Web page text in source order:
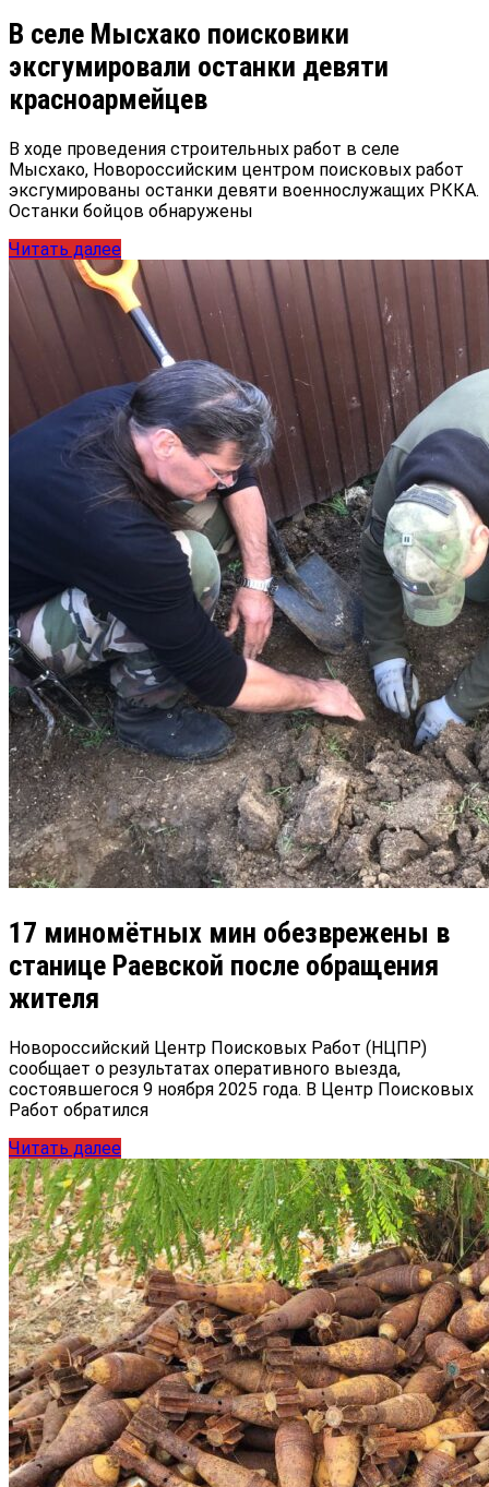
В селе Мысхако поисковики
эксгумировали останки девяти
красноармейцев
В ходе проведения строительных работ в селе
Мысхако, Новороссийским центром поисковых работ
эксгумированы останки девяти военнослужащих РККА.
Останки бойцов обнаружены
Читать далее
17 миномётных мин обезврежены в
станице Раевской после обращения
жителя
Новороссийский Центр Поисковых Работ (НЦПР)
сообщает о результатах оперативного выезда,
состоявшегося 9 ноября 2025 года. В Центр Поисковых
Работ обратился
Читать далее